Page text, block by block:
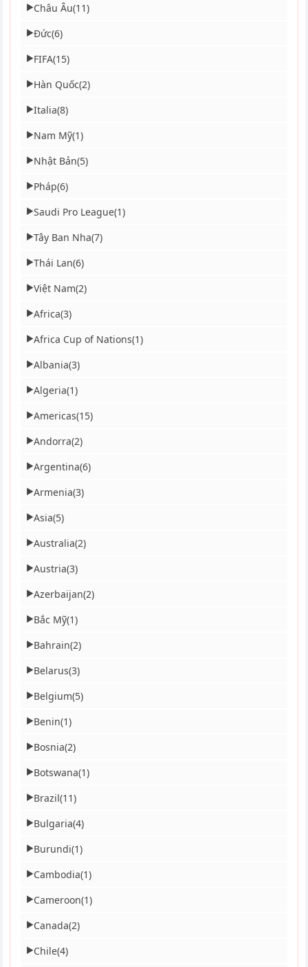
▶Châu Âu(11)
▶Đức(6)
▶FIFA(15)
▶Hàn Quốc(2)
▶Italia(8)
▶Nam Mỹ(1)
▶Nhật Bản(5)
▶Pháp(6)
▶Saudi Pro League(1)
▶Tây Ban Nha(7)
▶Thái Lan(6)
▶Việt Nam(2)
▶Africa(3)
▶Africa Cup of Nations(1)
▶Albania(3)
▶Algeria(1)
▶Americas(15)
▶Andorra(2)
▶Argentina(6)
▶Armenia(3)
▶Asia(5)
▶Australia(2)
▶Austria(3)
▶Azerbaijan(2)
▶Bắc Mỹ(1)
▶Bahrain(2)
▶Belarus(3)
▶Belgium(5)
▶Benin(1)
▶Bosnia(2)
▶Botswana(1)
▶Brazil(11)
▶Bulgaria(4)
▶Burundi(1)
▶Cambodia(1)
▶Cameroon(1)
▶Canada(2)
▶Chile(4)